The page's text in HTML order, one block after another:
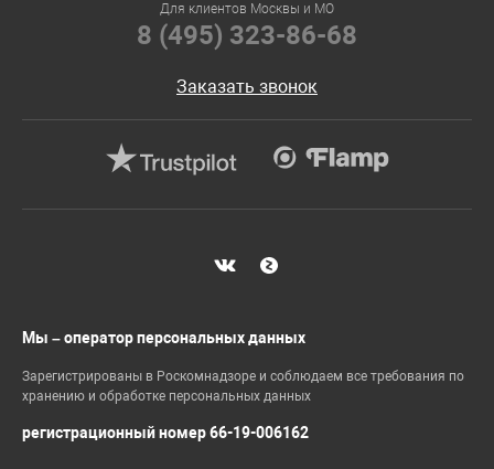
Для клиентов Москвы и МО
8 (495) 323-86-68
Заказать звонок
Мы – оператор персональных данных
Зарегистрированы в Роскомнадзоре и соблюдаем все требования по
хранению и обработке персональных данных
регистрационный номер 66-19-006162